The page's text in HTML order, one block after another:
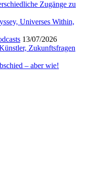
Zugänge zu
Universes Within,
13/07/2026
Zukunftsfragen
– aber wie!